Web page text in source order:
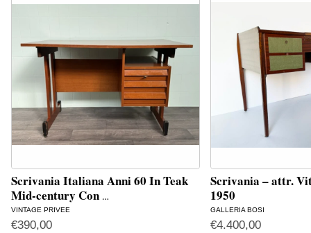
Scrivania Italiana Anni 60 In Teak
Mid-century Con …
VINTAGE PRIVEE
€390,00
Scrivania – attr.
1950
GALLERIA BOSI
€4.400,00